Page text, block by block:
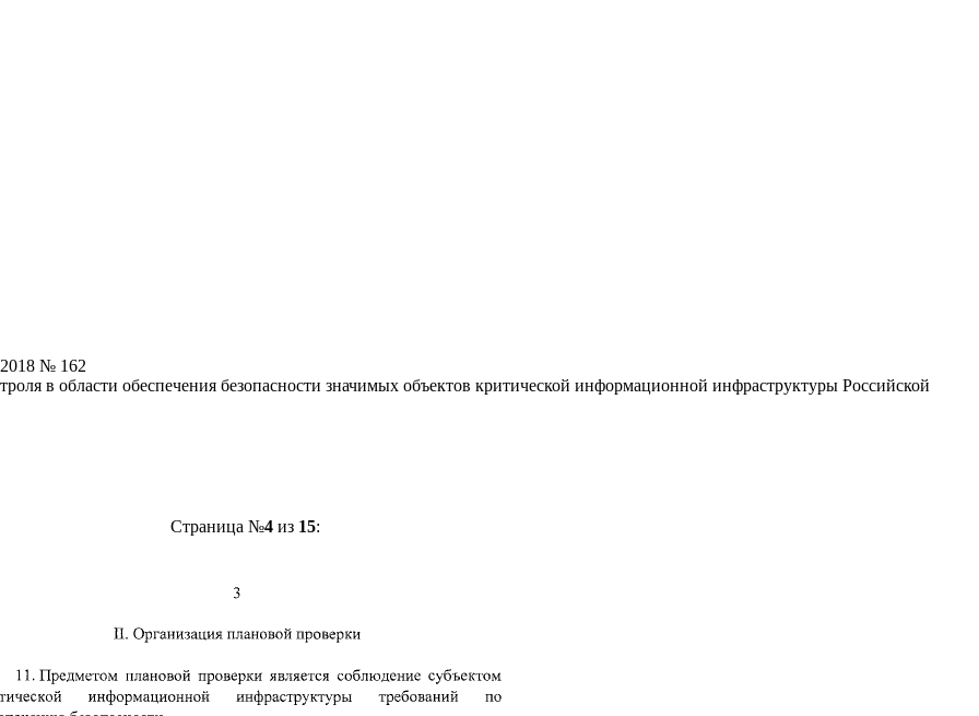
№ 162
в области обеспечения безопасности значимых объектов критической информационной инфраструктуры Российской
Страница №4из 15: